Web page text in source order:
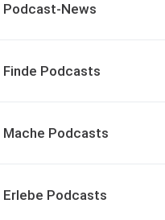
Podcast-News
Finde Podcasts
Mache Podcasts
Erlebe Podcasts